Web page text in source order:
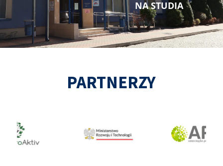
NA STUDIA
PARTNERZY